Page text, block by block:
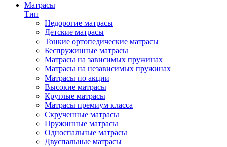
Матрасы
Тип
Недорогие матрасы
Детские матрасы
Тонкие ортопедические матрасы
Беспружинные матрасы
Матрасы на зависимых пружинах
Матрасы на независимых пружинах
Матрасы по акции
Высокие матрасы
Круглые матрасы
Матрасы премиум класса
Скрученные матрасы
Пружинные матрасы
Односпальные матрасы
Двуспальные матрасы